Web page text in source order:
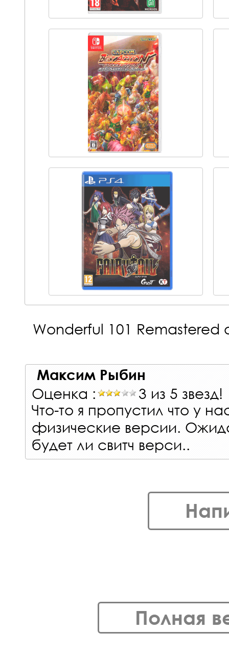
Wonderful 101 Remastered
Максим Рыбин
Оценка :
3 из 5 звезд!
Что-то я пропустил что у
физические версии.
будет ли свитч верси..
Полная